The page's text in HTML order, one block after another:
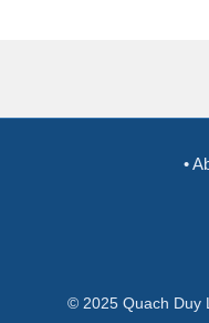
•
© 2025 Quach Duy